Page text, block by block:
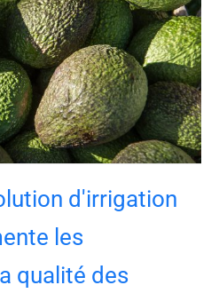
d'irrigation
les
qualité des